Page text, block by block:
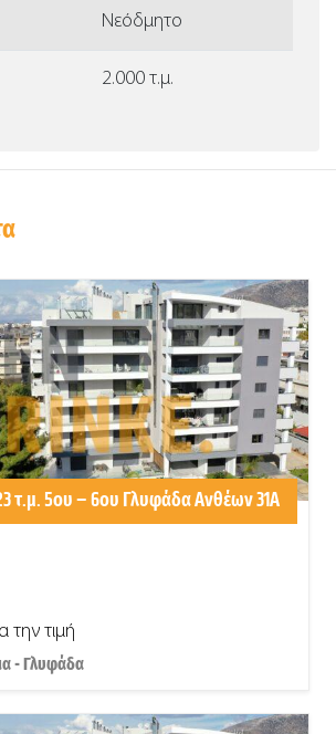
Νεόδμητο
2.000 τ.μ.
τ.μ. 5ου – 6ου Γλυφάδα Ανθέων 31Α
την τιμή
- Γλυφάδα